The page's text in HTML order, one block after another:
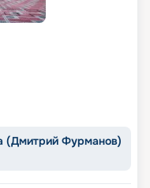
(Дмитрий Фурманов)